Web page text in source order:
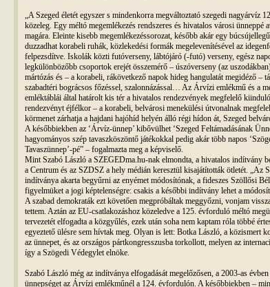
„A Szeged életét egyszer s mindenkorra megváltoztató szegedi nagyárvíz
közeleg. Egy méltó megemlékezés rendszeres és hivatalos városi ünneppé
magára. Eleinte kisebb megemlékezéssorozat, később akár egy
duzzadhat korabeli ruhák, közlekedési formák megelevenítésével az
felpezsdítve. Iskolák közti futóverseny, lábtójáró (-futó) verseny, egész
legkülönbözőbb csoportok erejét összemérő – úszóverseny (az
mártózás és – a korabeli, rákövetkező napok hideg hangulatát megidéző –
szabadtéri bográcsos főzéssel, szalonnázással… Az Árvízi emlékmű és a
emléktáblái által határolt kis tér a hivatalos rendezvények megfelelő
rendezvényt éjfélkor – a korabeli, belvárosi menekülési útvonalnak
körmenet zárhatja a hajdani hajóhíd helyén álló régi hídon át, Szeged
A későbbiekben az ‘Árvíz-ünnep’ kibővülhet ‘Szeged Feltámadásának
hagyományos szép tavaszköszöntő játékokkal pedig akár több napos
Tavaszünnep’-pé” – fogalmazta meg a képviselő.
Mint Szabó László a SZEGEDma.hu-nak elmondta, a hivatalos indítvány
a Centrum és az SZDSZ a hely médián keresztül kisajátították ötletét. „Az
indítványa akarta begyűrni az enyémet módosítónak, a fideszes Szöllősi
figyelmüket a jogi képtelenségre: csakis a későbbi indítvány lehet a
A szabad demokraták ezt követően megpróbáltak meggyőzni, vonjam
tettem. Aztán az EU-csatlakozáshoz közeledve a 125. évforduló méltó
tervezetét elfogadta a közgyűlés, ezek után soha nem kaptam róla többé
egyeztető ülésre sem hívtak meg. Olyan is lett: Botka László, a közismert
az ünnepet, és az országos pártkongresszusba torkollott, melyen az
így a Szögedi Védegylet elnöke.
Szabó László még az indítványa elfogadását megelőzősen, a 2003-as évben
ünnepséget az Árvízi emlékműnél a 124. évfordulón. A későbbiekben –